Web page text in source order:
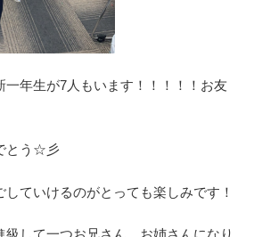
一年生が7人もいます！！！！！お友
とう☆彡
ていけるのがとっても楽しみです！
級して一つお兄さん、お姉さんになり